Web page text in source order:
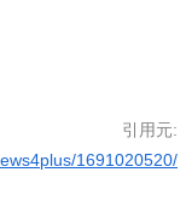
引用元:
1691020520/